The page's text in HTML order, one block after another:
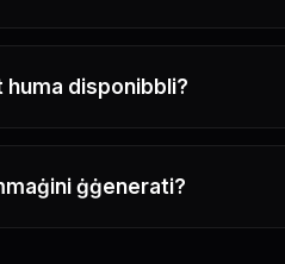
huma disponibbli?
ġġenerati?